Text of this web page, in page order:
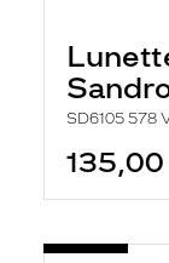
SD6105 578